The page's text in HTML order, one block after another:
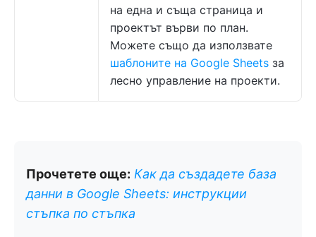
на една и съща страница и
проектът върви по план.
Можете също да използвате
шаблоните на Google Sheets за
лесно управление на проекти.
Прочетете още: Как да създадете база
данни в Google Sheets: инструкции
стъпка по стъпка